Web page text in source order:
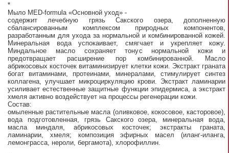
*
Мыло MED-formula «Основной уход» -
содержит лечебную грязь Сакского озера, дополненную
сбалансированным комплексом природных компонентов,
разработанным для ухода за нормальной и комбинированной кожей.
Минеральная вода успокаивает, смягчает и укрепляет кожу.
Миндальное масло сохраняет тонус нормальной кожи и
предотвращает расширение пор комбинированной. Масло
абрикосовых косточек витаминизирует клетки кожи. Экстракт граната
богат витаминами, протеинами, минералами, стимулирует синтез
коллагена, улучшает микроциркуляцию крови. Экстракт ламинарии
усиливает естественные защитные функции эпидермиса, а экстракт
хмеля активно воздействует на процессы регенерации кожи.
Состав:
омыленные растительные масла (оливковое, кокосовое, касторовое),
вода подготовленная, грязь Сакского озера, минеральная вода,
масла миндаля, абрикосовых косточек; экстракты граната,
ламинарии, хмеля; композиция эфирных масел (иланг-иланга,
лемонграсса, нероли, бергамота), хлорофиллин.